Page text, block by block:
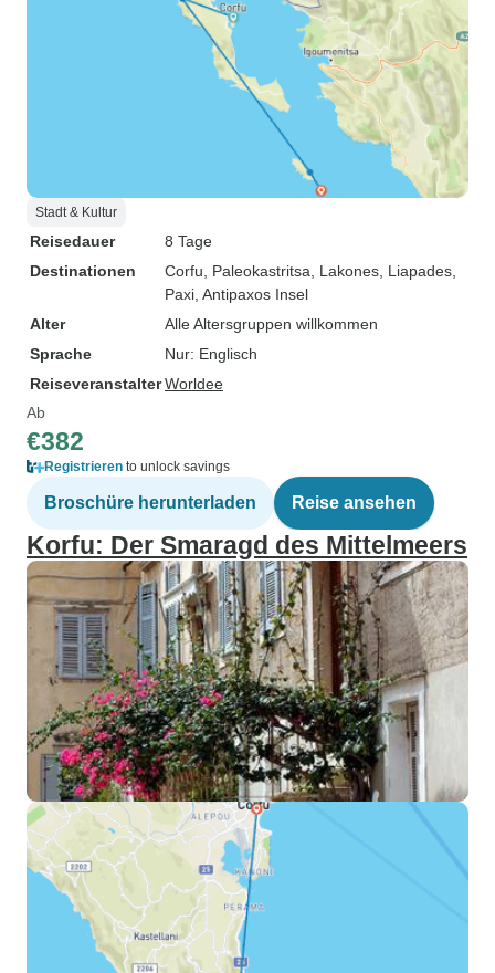
Stadt & Kultur
Reisedauer
8 Tage
Destinationen
Corfu , Paleokastritsa , Lakones , Liapades
Paxi , Antipaxos Insel
Alter
Alle Altersgruppen willkommen
Sprache
Nur: Englisch
ReiseveranstalterWorldee
Ab
€382
Registrieren to unlock savings
Broschüre herunterladen Reise ansehen
Korfu: Der Smaragd des Mittelmeers